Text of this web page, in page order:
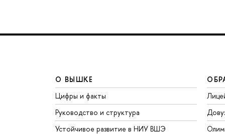
О ВЫШКЕ
Цифры и факты
Руководство и структура
Устойчивое развитие в НИУ ВШЭ